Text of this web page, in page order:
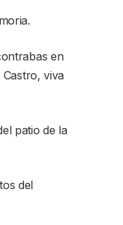
en
viva
patio de la
del